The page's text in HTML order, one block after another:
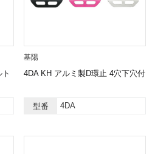
基陽
4DA KH アルミ製D環止 4穴下穴付
型番 4DA